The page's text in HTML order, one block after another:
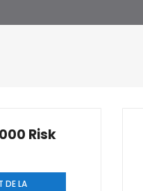
Risk
DE LA